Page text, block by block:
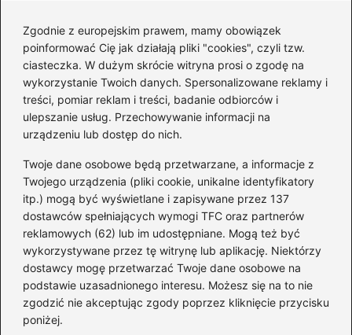
Zgodnie z europejskim prawem, mamy obowiązek
poinformować Cię jak działają pliki "cookies", czyli tzw.
ciasteczka. W dużym skrócie witryna prosi o zgodę na
wykorzystanie Twoich danych. Spersonalizowane reklamy i
treści, pomiar reklam i treści, badanie odbiorców i
ulepszanie usług. Przechowywanie informacji na
urządzeniu lub dostęp do nich.
Twoje dane osobowe będą przetwarzane, a informacje z
Twojego urządzenia (pliki cookie, unikalne identyfikatory
itp.) mogą być wyświetlane i zapisywane przez 137
dostawców spełniających wymogi TFC oraz partnerów
reklamowych (62) lub im udostępniane. Mogą też być
wykorzystywane przez tę witrynę lub aplikację. Niektórzy
dostawcy mogę przetwarzać Twoje dane osobowe na
podstawie uzasadnionego interesu. Możesz się na to nie
zgodzić nie akceptując zgody poprzez kliknięcie przycisku
poniżej.
mam karmiących piersią
Jaką biblia dla dzieci
wybrać, aby wzbudzić ich
zainteresowanie?
Kategorie
Ciąża(130)
Dziecko(267)
Kobieta(132)
Rodzice (72)
Szkoła i edukacja(5)
Uroda(11)